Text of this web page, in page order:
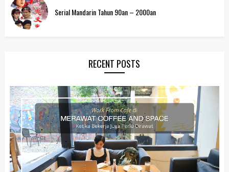
Serial Mandarin Tahun 90an – 2000an
RECENT POSTS